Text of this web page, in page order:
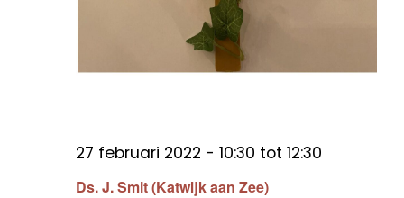
Ds. J. Smit (Katwijk aan Zee)
27 februari 2022 - 10:30 tot 12:30